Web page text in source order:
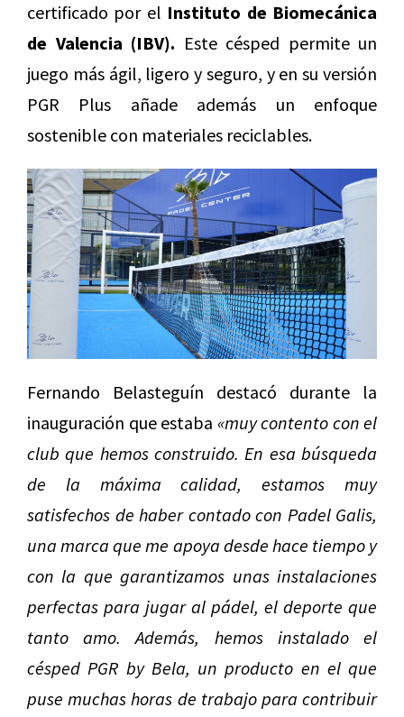
certificado por el Instituto de Biomecánica
de Valencia (IBV). Este césped permite un
juego más ágil, ligero y seguro, y en su versión
PGR Plus añade además un enfoque
sostenible con materiales reciclables.
Fernando Belasteguín destacó durante la
inauguración que estaba «muy contento con el
club que hemos construido. En esa búsqueda
de la máxima calidad, estamos muy
satisfechos de haber contado con Padel Galis,
una marca que me apoya desde hace tiempo y
con la que garantizamos unas instalaciones
perfectas para jugar al pádel, el deporte que
tanto amo. Además, hemos instalado el
césped PGR by Bela, un producto en el que
puse muchas horas de trabajo para contribuir